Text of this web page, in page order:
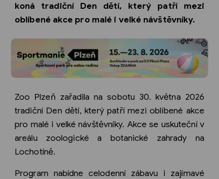
koná tradiční Den dětí, který patří mezi
oblíbené akce pro malé i velké návštěvníky.
Zoo Plzeň zařadila na sobotu 30. května 2026
tradiční Den dětí, který patří mezi oblíbené akce
pro malé i velké návštěvníky. Akce se uskuteční v
areálu zoologické a botanické zahrady na
Lochotíně.
Program nabídne celodenní zábavu i zajímavé